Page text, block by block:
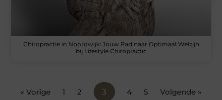
Chiropractie in Noordwijk: Jouw Pad naar Optimaal Welzijn
bij Lifestyle Chiropractic
« Vorige 1 2 3 4 5 Volgende »